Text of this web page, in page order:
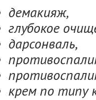
демакияж,
глубокое
дарсонваль,
крем по типу